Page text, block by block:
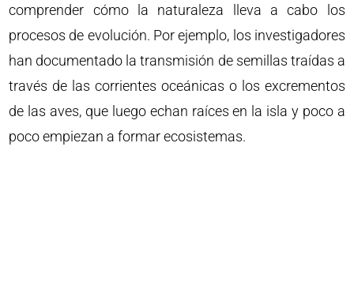
comprender cómo la naturaleza lleva a cabo los
procesos de evolución. Por ejemplo, los investigadores
han documentado la transmisión de semillas traídas a
través de las corrientes oceánicas o los excrementos
de las aves, que luego echan raíces en la isla y poco a
poco empiezan a formar ecosistemas.